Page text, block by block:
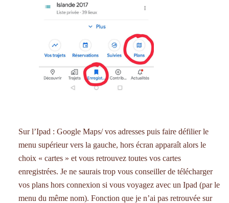
Sur l’Ipad : Google Maps/ vos adresses puis faire défilier le
menu supérieur vers la gauche, hors écran apparaît alors le
choix « cartes » et vous retrouvez toutes vos cartes
enregistrées. Je ne saurais trop vous conseiller de télécharger
vos plans hors connexion si vous voyagez avec un Ipad (par le
menu du même nom). Fonction que je n’ai pas retrouvée sur